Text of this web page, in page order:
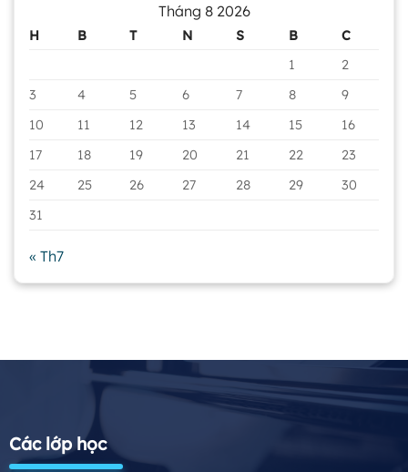
Tháng 8 2026
H B T N S B
C
1
2
3
4 5 6 7 8
9
10
11 12 13 14 15
16
17
18 19 20 21 22
23
24
25 26 27 28 29
30
31
« Th7
Các lớp học